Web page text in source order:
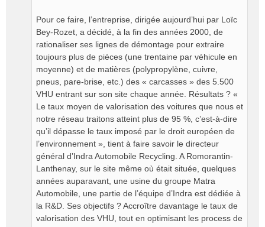
Pour ce faire, l’entreprise, dirigée aujourd’hui par Loïc
Bey-Rozet, a décidé, à la fin des années 2000, de
rationaliser ses lignes de démontage pour extraire
toujours plus de pièces (une trentaine par véhicule en
moyenne) et de matières (polypropylène, cuivre,
pneus, pare-brise, etc.) des « carcasses » des 5.500
VHU entrant sur son site chaque année. Résultats ? «
Le taux moyen de valorisation des voitures que nous et
notre réseau traitons atteint plus de 95 %, c’est-à-dire
qu’il dépasse le taux imposé par le droit européen de
l’environnement », tient à faire savoir le directeur
général d’Indra Automobile Recycling. A Romorantin-
Lanthenay, sur le site même où était située, quelques
années auparavant, une usine du groupe Matra
Automobile, une partie de l’équipe d’Indra est dédiée à
la R&D. Ses objectifs ? Accroître davantage le taux de
valorisation des VHU, tout en optimisant les process de